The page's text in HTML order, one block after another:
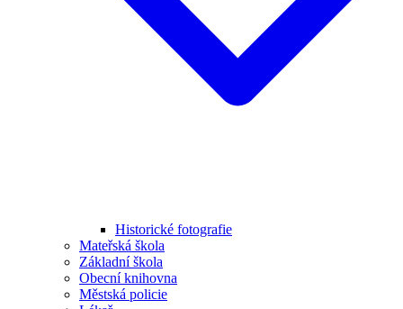
Historické fotografie
Mateřská škola
Základní škola
Obecní knihovna
Městská policie